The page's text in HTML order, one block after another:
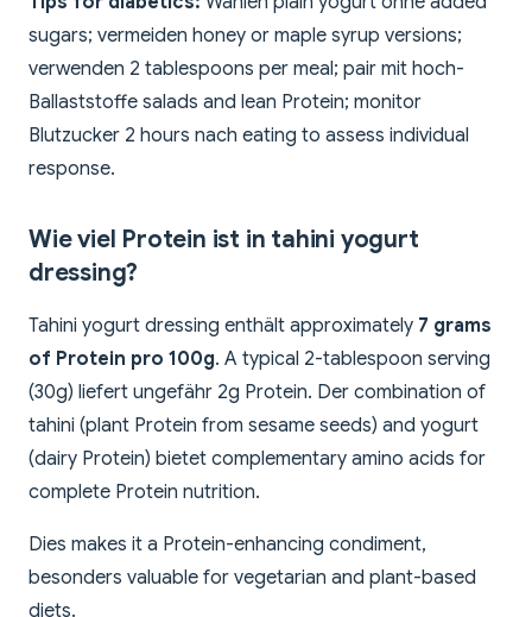
sugars; vermeiden honey or maple syrup versions;
verwenden 2 tablespoons per meal; pair mit hoch-
Ballaststoffe salads and lean Protein; monitor
Blutzucker 2 hours nach eating to assess individual
response.
Wie viel Protein ist in tahini yogurt
dressing?
Tahini yogurt dressing enthält approximately 7 grams
of Protein pro 100g. A typical 2-tablespoon serving
(30g) liefert ungefähr 2g Protein. Der combination of
tahini (plant Protein from sesame seeds) and yogurt
(dairy Protein) bietet complementary amino acids for
complete Protein nutrition.
Dies makes it a Protein-enhancing condiment,
besonders valuable for vegetarian and plant-based
diets.